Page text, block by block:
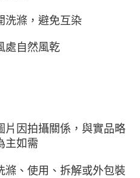
洗滌，避免互染
處自然風乾
因拍攝關係，與實品略
主如需
滌、使用、拆解或外包裝